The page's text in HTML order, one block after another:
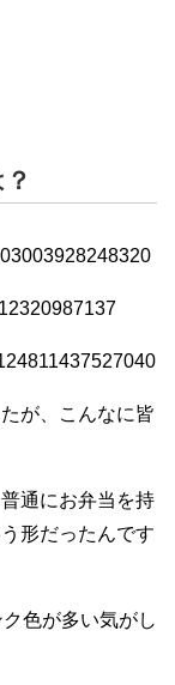
が、こんなに皆
通にお弁当を持
形だったんです
色が多い気がし